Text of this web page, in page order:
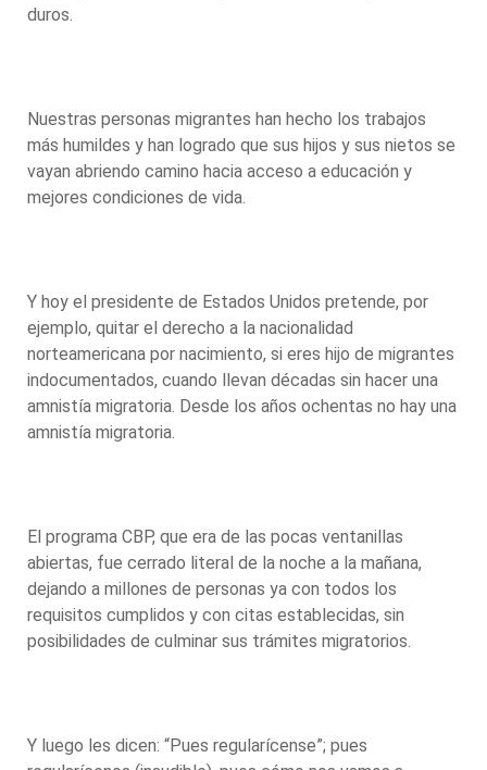
duros.
Nuestras personas migrantes han hecho los trabajos
más humildes y han logrado que sus hijos y sus nietos se
vayan abriendo camino hacia acceso a educación y
mejores condiciones de vida.
Y hoy el presidente de Estados Unidos pretende, por
ejemplo, quitar el derecho a la nacionalidad
norteamericana por nacimiento, si eres hijo de migrantes
indocumentados, cuando llevan décadas sin hacer una
amnistía migratoria. Desde los años ochentas no hay una
amnistía migratoria.
El programa CBP, que era de las pocas ventanillas
abiertas, fue cerrado literal de la noche a la mañana,
dejando a millones de personas ya con todos los
requisitos cumplidos y con citas establecidas, sin
posibilidades de culminar sus trámites migratorios.
Y luego les dicen: “Pues regularícense”; pues